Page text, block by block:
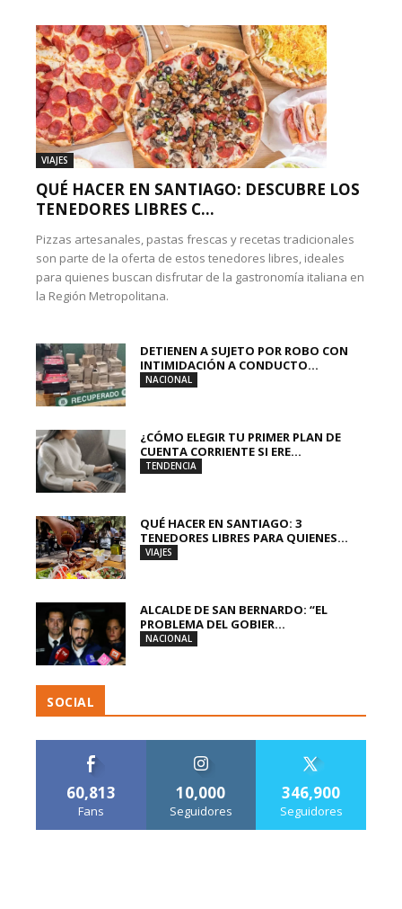
VIAJES
QUÉ HACER EN SANTIAGO: DESCUBRE LOS
TENEDORES LIBRES C...
Pizzas artesanales, pastas frescas y recetas tradicionales
son parte de la oferta de estos tenedores libres, ideales
para quienes buscan disfrutar de la gastronomía italiana en
la Región Metropolitana.
DETIENEN A SUJETO POR ROBO CON
INTIMIDACIÓN A CONDUCTO...
NACIONAL
¿CÓMO ELEGIR TU PRIMER PLAN DE
CUENTA CORRIENTE SI ERE...
TENDENCIA
QUÉ HACER EN SANTIAGO: 3
TENEDORES LIBRES PARA QUIENES...
VIAJES
ALCALDE DE SAN BERNARDO: “EL
PROBLEMA DEL GOBIER...
NACIONAL
SOCIAL
60,813
Fans
10,000
Seguidores
346,900
Seguidores